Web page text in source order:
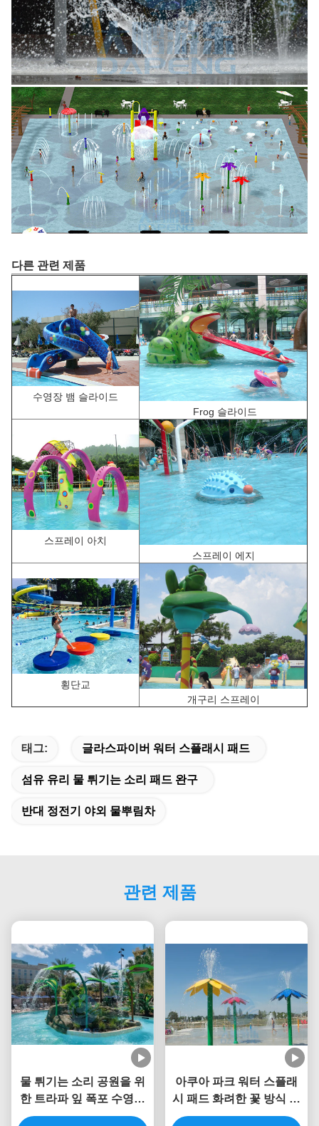
다른 관련 제품
수영장 뱀 슬라이드
Frog 슬라이드
스프레이 아치
스프레이 에지
횡단교
개구리 스프레이
태그: 글라스파이버 워터 스플래시 패드
섬유 유리 물 튀기는 소리 패드 완구
반대 정전기 야외 물뿌림차
관련 제품
물 튀기는 소리 공원을 위
한 트라파 잎 폭포 수영장
분수 SS 304를 작은 가지
아쿠아 파크 워터 스플래
시 패드 화려한 꽃 방식 워
터 파크 분수 3.0m 높이